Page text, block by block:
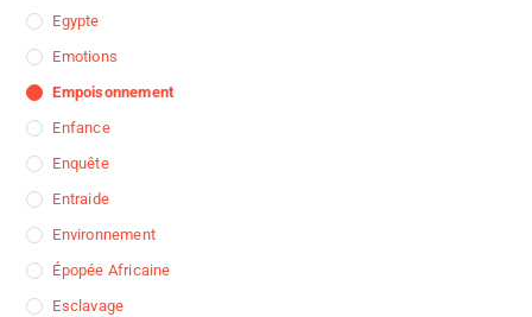
Egypte
Emotions
Empoisonnement
Enfance
Enquête
Entraide
Environnement
Épopée Africaine
Esclavage